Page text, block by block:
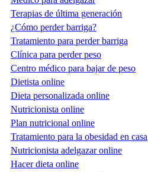
Terapias de última generación
¿Cómo perder barriga?
Tratamiento para perder barriga
Clínica para perder peso
Centro médico para bajar de peso
Dietista online
Dieta personalizada online
Nutricionista online
Plan nutricional online
Tratamiento para la obesidad en casa
Nutricionista adelgazar online
Hacer dieta online